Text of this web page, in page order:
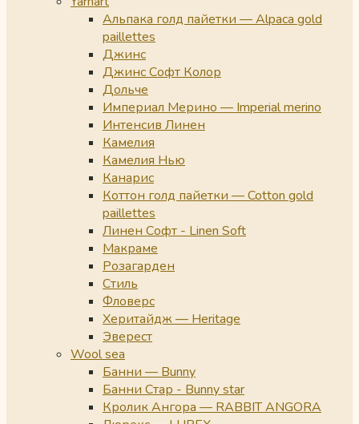
Альпака голд пайетки — Alpaca gold
paillettes
Джинс
Джинс Софт Колор
Дольче
Империал Мерино — Imperial merino
Интенсив Линен
Камелия
Камелия Нью
Канарис
Коттон голд пайетки — Cotton gold
paillettes
Линен Софт - Linen Soft
Макраме
Розагарден
Стиль
Фловерс
Херитайдж — Heritage
Эверест
Wool sea
Банни — Bunny
Банни Стар - Bunny star
Кролик Ангора — RABBIT ANGORA